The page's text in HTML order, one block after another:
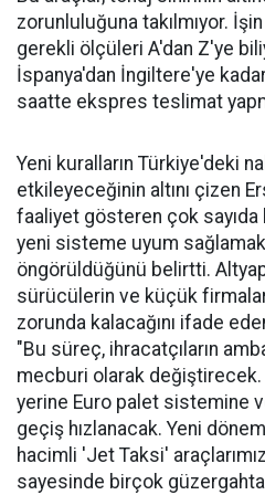
zorunluluğuna takılmıyor.
gerekli ölçüleri A'dan Z'ye
İspanya'dan İngiltere'ye
saatte ekspres teslimat
Yeni kuralların Türkiye'deki
etkileyeceğinin altını çizen
faaliyet gösteren çok
yeni sisteme uyum
öngörüldüğünü belirtti.
sürücülerin ve küçük
zorunda kalacağını ifade
"Bu süreç, ihracatçıların
mecburi olarak
yerine Euro palet sistemine
geçiş hızlanacak. Yeni
hacimli 'Jet Taksi'
sayesinde birçok güzergahta